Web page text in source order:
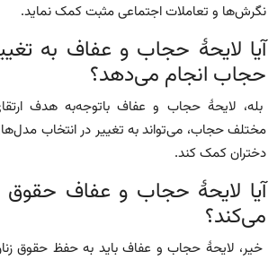
نگرش‌ها و تعاملات اجتماعی مثبت کمک نماید.
آیا لایحهٔ حجاب و عفاف به
حجاب انجام می‌دهد؟
بله، لایحهٔ حجاب و عفاف باتوجه‌به هدف
مختلف حجاب، می‌تواند به تغییر در انتخاب
دختران کمک کند.
آیا لایحهٔ حجاب و عفاف حقوق
می‌کند؟
خیر، لایحهٔ حجاب و عفاف باید به حفظ حقوق